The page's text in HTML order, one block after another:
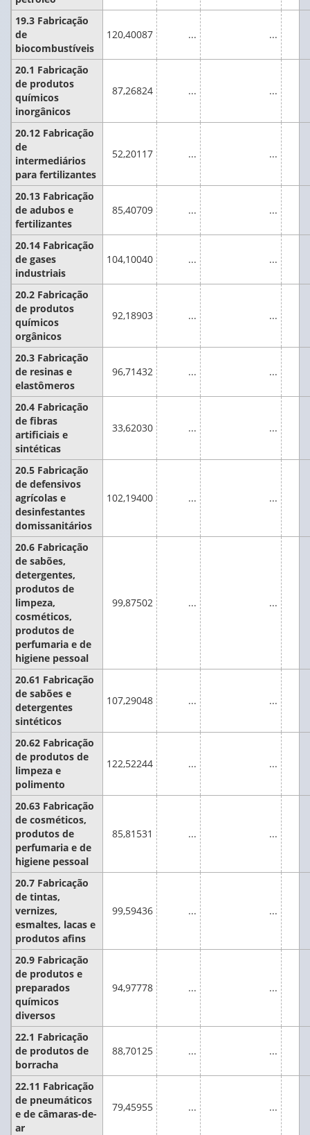
19.3 Fabricação
de
biocombustíveis
120,40087 ... ...
20.1 Fabricação
de produtos
químicos
inorgânicos
87,26824 ... ...
20.12 Fabricação
de
intermediários
para fertilizantes
52,20117 ... ...
20.13 Fabricação
de adubos e
fertilizantes
85,40709 ... ...
20.14 Fabricação
de gases
industriais
104,10040 ... ...
20.2 Fabricação
de produtos
químicos
orgânicos
92,18903 ... ...
20.3 Fabricação
de resinas e
elastômeros
96,71432 ... ...
20.4 Fabricação
de fibras
artificiais e
sintéticas
33,62030 ... ...
20.5 Fabricação
de defensivos
agrícolas e
desinfestantes
domissanitários
102,19400 ... ...
20.6 Fabricação
de sabões,
detergentes,
produtos de
limpeza,
cosméticos,
produtos de
perfumaria e de
higiene pessoal
99,87502 ... ...
20.61 Fabricação
de sabões e
detergentes
sintéticos
107,29048 ... ...
20.62 Fabricação
de produtos de
limpeza e
polimento
122,52244 ... ...
20.63 Fabricação
de cosméticos,
produtos de
perfumaria e de
higiene pessoal
85,81531 ... ...
20.7 Fabricação
de tintas,
vernizes,
esmaltes, lacas e
produtos afins
99,59436 ... ...
20.9 Fabricação
de produtos e
preparados
químicos
diversos
94,97778 ... ...
22.1 Fabricação
de produtos de
borracha
88,70125 ... ...
22.11 Fabricação
de pneumáticos
e de câmaras-de-
ar
79,45955 ... ...